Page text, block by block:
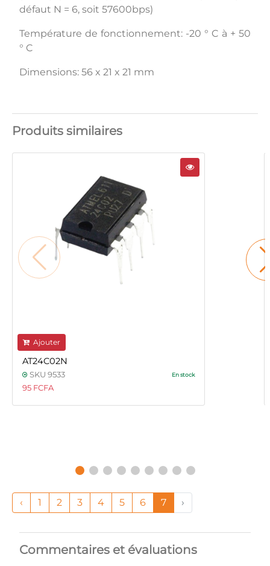
défaut N = 6, soit 57600bps)
Température de fonctionnement: -20 ° C à + 50
° C
Dimensions: 56 x 21 x 21 mm
Produits similaires
Ajouter
AT24C02N
SKU 9533 En stock
95 FCFA
‹ 1 2 3 4 5 6 7 ›
Commentaires et évaluations